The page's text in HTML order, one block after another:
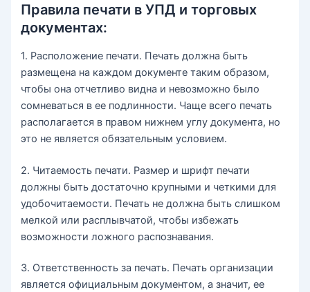
Правила печати в УПД и торговых
документах:
1. Расположение печати. Печать должна быть
размещена на каждом документе таким образом,
чтобы она отчетливо видна и невозможно было
сомневаться в ее подлинности. Чаще всего печать
располагается в правом нижнем углу документа, но
это не является обязательным условием.
2. Читаемость печати. Размер и шрифт печати
должны быть достаточно крупными и четкими для
удобочитаемости. Печать не должна быть слишком
мелкой или расплывчатой, чтобы избежать
возможности ложного распознавания.
3. Ответственность за печать. Печать организации
является официальным документом, а значит, ее